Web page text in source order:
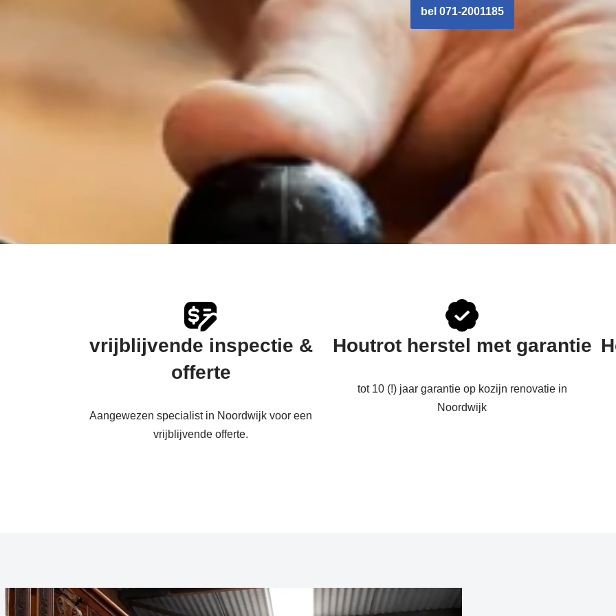
bel 071-2001185
vrijblijvende inspectie &
offerte
Aangewezen specialist in Noordwijk voor een
vrijblijvende offerte.
Houtrot herstel met garantie
tot 10 (!) jaar garantie op kozijn renovatie in
Noordwijk